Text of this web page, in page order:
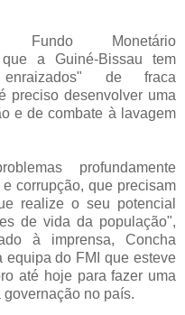
Fundo Monetário
a Guiné-Bissau tem
enraizados" de fraca
preciso desenvolver uma
e de combate à lavagem
profundamente
corrupção, que precisam
realize o seu potencial
de vida da população",
à imprensa, Concha
equipa do FMI que esteve
até hoje para fazer uma
no país.